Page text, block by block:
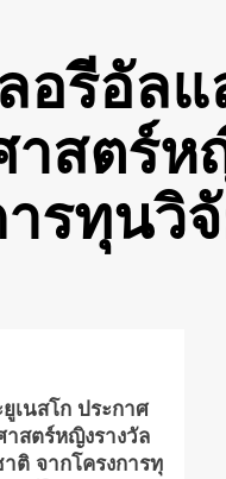
อรีอัลแ
สตร์ห
รทุนวิ
เนสโก ประกาศ
สตร์หญิงรางวัล
ติ จากโครงการทุ